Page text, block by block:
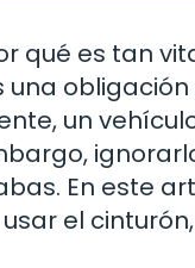
qué es tan
un
En este
el